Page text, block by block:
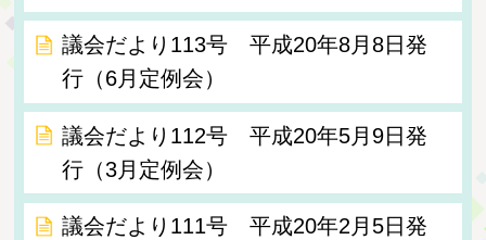
議会だより113号 平成20年8月8日発
行（6月定例会）
議会だより112号 平成20年5月9日発
行（3月定例会）
議会だより111号 平成20年2月5日発